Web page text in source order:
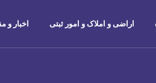
اراضی و املاک و امور ثبتی اخبار و